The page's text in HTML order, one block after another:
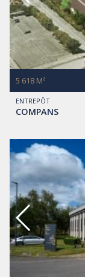
ENTREPÔT
COMPANS
5 618 M²